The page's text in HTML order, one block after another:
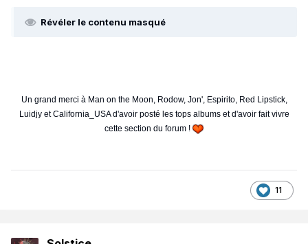
Révéler le contenu masqué
Un grand merci à Man on the Moon, Rodow, Jon', Espirito, Red Lipstick,
Luidjy et California_USA d'avoir posté les tops albums et d'avoir fait vivre
cette section du forum !
11